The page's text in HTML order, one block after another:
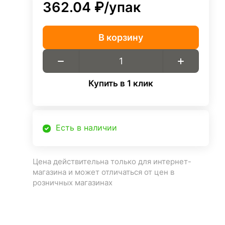
362.04 ₽/упак
В корзину
Купить в 1 клик
Есть в наличии
Цена действительна только для интернет-
магазина и может отличаться от цен в
розничных магазинах